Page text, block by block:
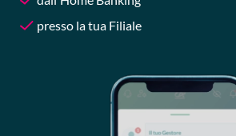
presso la tua Filiale